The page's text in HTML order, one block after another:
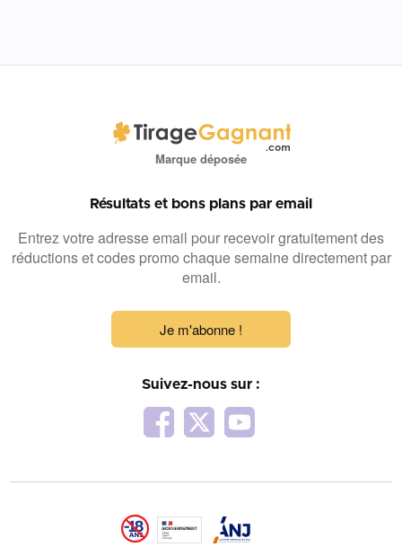
Marque déposée
Résultats et bons plans par email
Entrez votre adresse email pour recevoir gratuitement des
réductions et codes promo chaque semaine directement par
email.
Je m'abonne !
Suivez-nous sur :